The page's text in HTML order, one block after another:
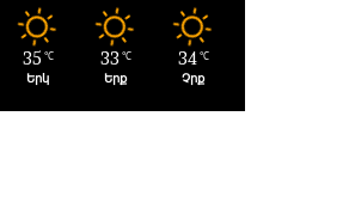
35 ℃
Երկ
33 ℃
Երք
34 ℃
Չրք